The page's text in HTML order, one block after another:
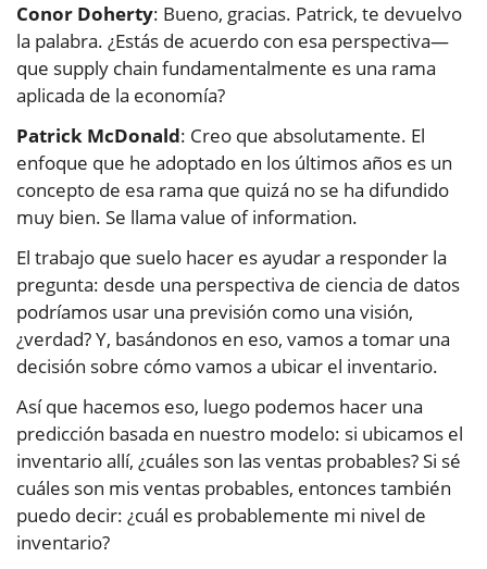
Conor Doherty: Bueno, gracias. Patrick, te devuelvo
la palabra. ¿Estás de acuerdo con esa perspectiva—
que supply chain fundamentalmente es una rama
aplicada de la economía?
Patrick McDonald: Creo que absolutamente. El
enfoque que he adoptado en los últimos años es un
concepto de esa rama que quizá no se ha difundido
muy bien. Se llama value of information.
El trabajo que suelo hacer es ayudar a responder la
pregunta: desde una perspectiva de ciencia de datos
podríamos usar una previsión como una visión,
¿verdad? Y, basándonos en eso, vamos a tomar una
decisión sobre cómo vamos a ubicar el inventario.
Así que hacemos eso, luego podemos hacer una
predicción basada en nuestro modelo: si ubicamos el
inventario allí, ¿cuáles son las ventas probables? Si sé
cuáles son mis ventas probables, entonces también
puedo decir: ¿cuál es probablemente mi nivel de
inventario?